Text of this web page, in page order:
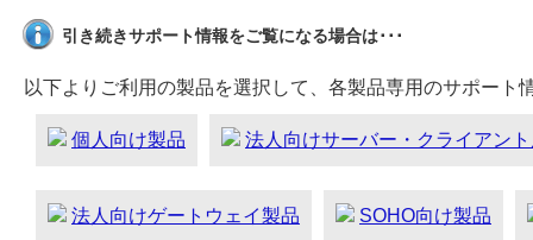
引き続きサポート情報をご覧になる場合は･･･
以下よりご利用の製品を選択して、各製品専用のサポート
個人向け製品 法人向けサーバー・クライアン
法人向けゲートウェイ製品 SOHO向け製品